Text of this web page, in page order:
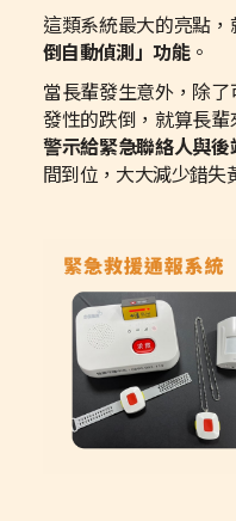
這類系統最大的亮點，
倒自動偵測」功能。
當長輩發生意外，除
發性的跌倒，就算長輩
警示給緊急聯絡人與
間到位，大大減少錯失